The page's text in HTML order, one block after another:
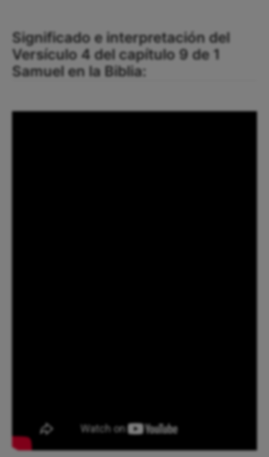
Significado e interpretación del
Versículo 4 del capítulo 9 de 1
Samuel en la Biblia: